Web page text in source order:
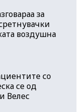
за
воздушна
сo
се од
Велес